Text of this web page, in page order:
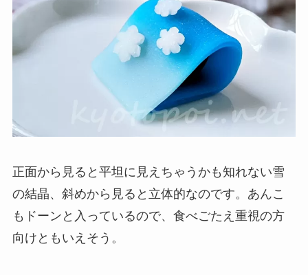
正面から見ると平坦に見えちゃうかも知れない雪
の結晶、斜めから見ると立体的なのです。あんこ
もドーンと入っているので、食べごたえ重視の方
向けともいえそう。